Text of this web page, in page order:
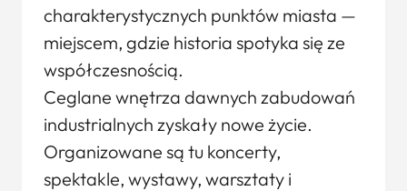
charakterystycznych punktów miasta —
miejscem, gdzie historia spotyka się ze
współczesnością.
Ceglane wnętrza dawnych zabudowań
industrialnych zyskały nowe życie.
Organizowane są tu koncerty,
spektakle, wystawy, warsztaty i